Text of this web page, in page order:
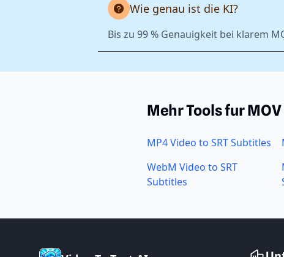
Wie genau ist die KI?
Bis zu 99 % Genauigkeit bei klarem
Mehr Tools fur
MP4 Video to SRT Subtitles
WebM Video to SRT
Subtitles